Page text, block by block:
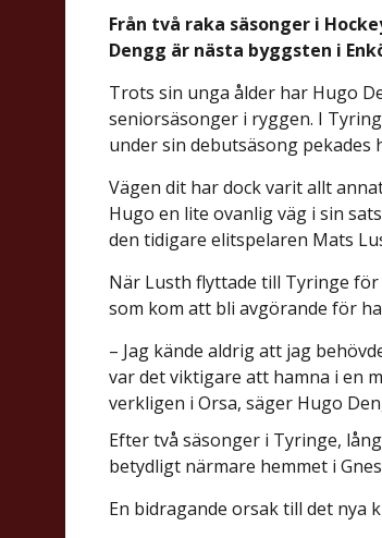
Från två raka säsonger i
Dengg är nästa byggsten i
Trots sin unga ålder har Hugo
seniorsäsonger i ryggen. I
under sin debutsäsong
Vägen dit har dock varit allt
Hugo en lite ovanlig väg i sin
den tidigare elitspelaren Mats
När Lusth flyttade till Tyringe
som kom att bli avgörande för
– Jag kände aldrig att jag
var det viktigare att hamna i en
verkligen i Orsa, säger Hugo
Efter två säsonger i Tyringe,
betydligt närmare hemmet i
En bidragande orsak till det nya